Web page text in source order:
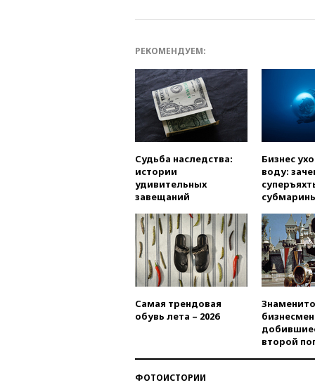
РЕКОМЕНДУЕМ:
Судьба наследства:
истории
удивительных
завещаний
Бизнес
воду:
Самая трендовая
обувь лета – 2026
второй
ФОТОИСТОРИИ